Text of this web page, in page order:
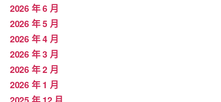
2026 年 6 月
2026 年 5 月
2026 年 4 月
2026 年 3 月
2026 年 2 月
2026 年 1 月